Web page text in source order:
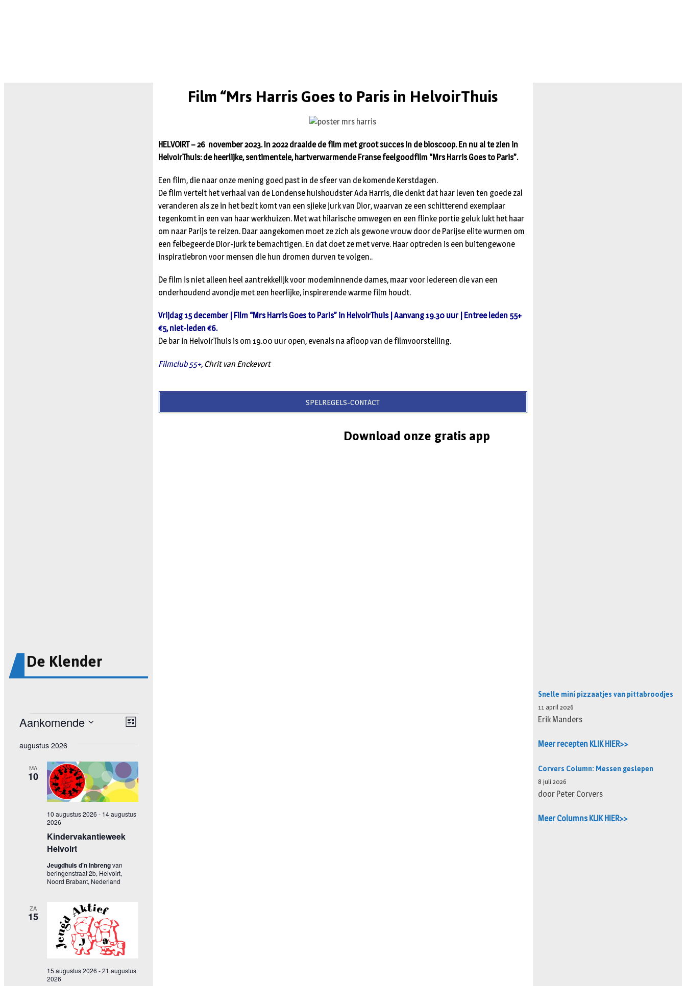
De Klender
Film “Mrs Harris Goes to Paris in HelvoirThuis
HELVOIRT – 26 november 2023. In 2022 draaide de film met groot succes in de bioscoop. En nu al te zien in
HelvoirThuis: de heerlijke, sentimentele, hartverwarmende Franse feelgoodfilm “Mrs Harris Goes to Paris”.
Een film, die naar onze mening goed past in de sfeer van de komende Kerstdagen.
De film vertelt het verhaal van de Londense huishoudster Ada Harris, die denkt dat haar leven ten goede zal
veranderen als ze in het bezit komt van een sjieke jurk van Dior, waarvan ze een schitterend exemplaar
tegenkomt in een van haar werkhuizen. Met wat hilarische omwegen en een flinke portie geluk lukt het haar
om naar Parijs te reizen. Daar aangekomen moet ze zich als gewone vrouw door de Parijse elite wurmen om
een felbegeerde Dior-jurk te bemachtigen. En dat doet ze met verve. Haar optreden is een buitengewone
inspiratiebron voor mensen die hun dromen durven te volgen..
De film is niet alleen heel aantrekkelijk voor modeminnende dames, maar voor iedereen die van een
onderhoudend avondje met een heerlijke, inspirerende warme film houdt.
Vrijdag 15 december | Film “Mrs Harris Goes to Paris” in HelvoirThuis | Aanvang 19.30 uur | Entree leden 55+
€5, niet-leden €6.
De bar in HelvoirThuis is om 19.00 uur open, evenals na afloop van de filmvoorstelling.
Filmclub 55+, Chrit van Enckevort
SPELREGELS-CONTACT
Download onze gratis app
Snelle mini pizzaatjes van pittabroodjes
11 april 2026
Erik Manders
Meer recepten KLIK HIER>>
Corvers Column: Messen geslepen
8 juli 2026
door Peter Corvers
Meer Columns KLIK HIER>>